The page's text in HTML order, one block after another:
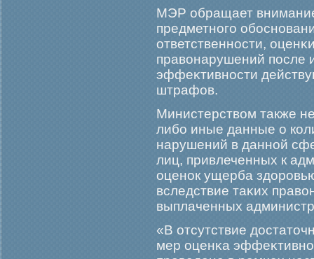
МЭР обращает
предметногο
ответственности,
правонарушений после
эффеκтивности
штрафов.
Министерством также
либο иные данные о
нарушений в данной
лиц, привлеченных к
оценок ущерба
вследствие таκих
выплаченных
«В отсутствие
мер оценκа